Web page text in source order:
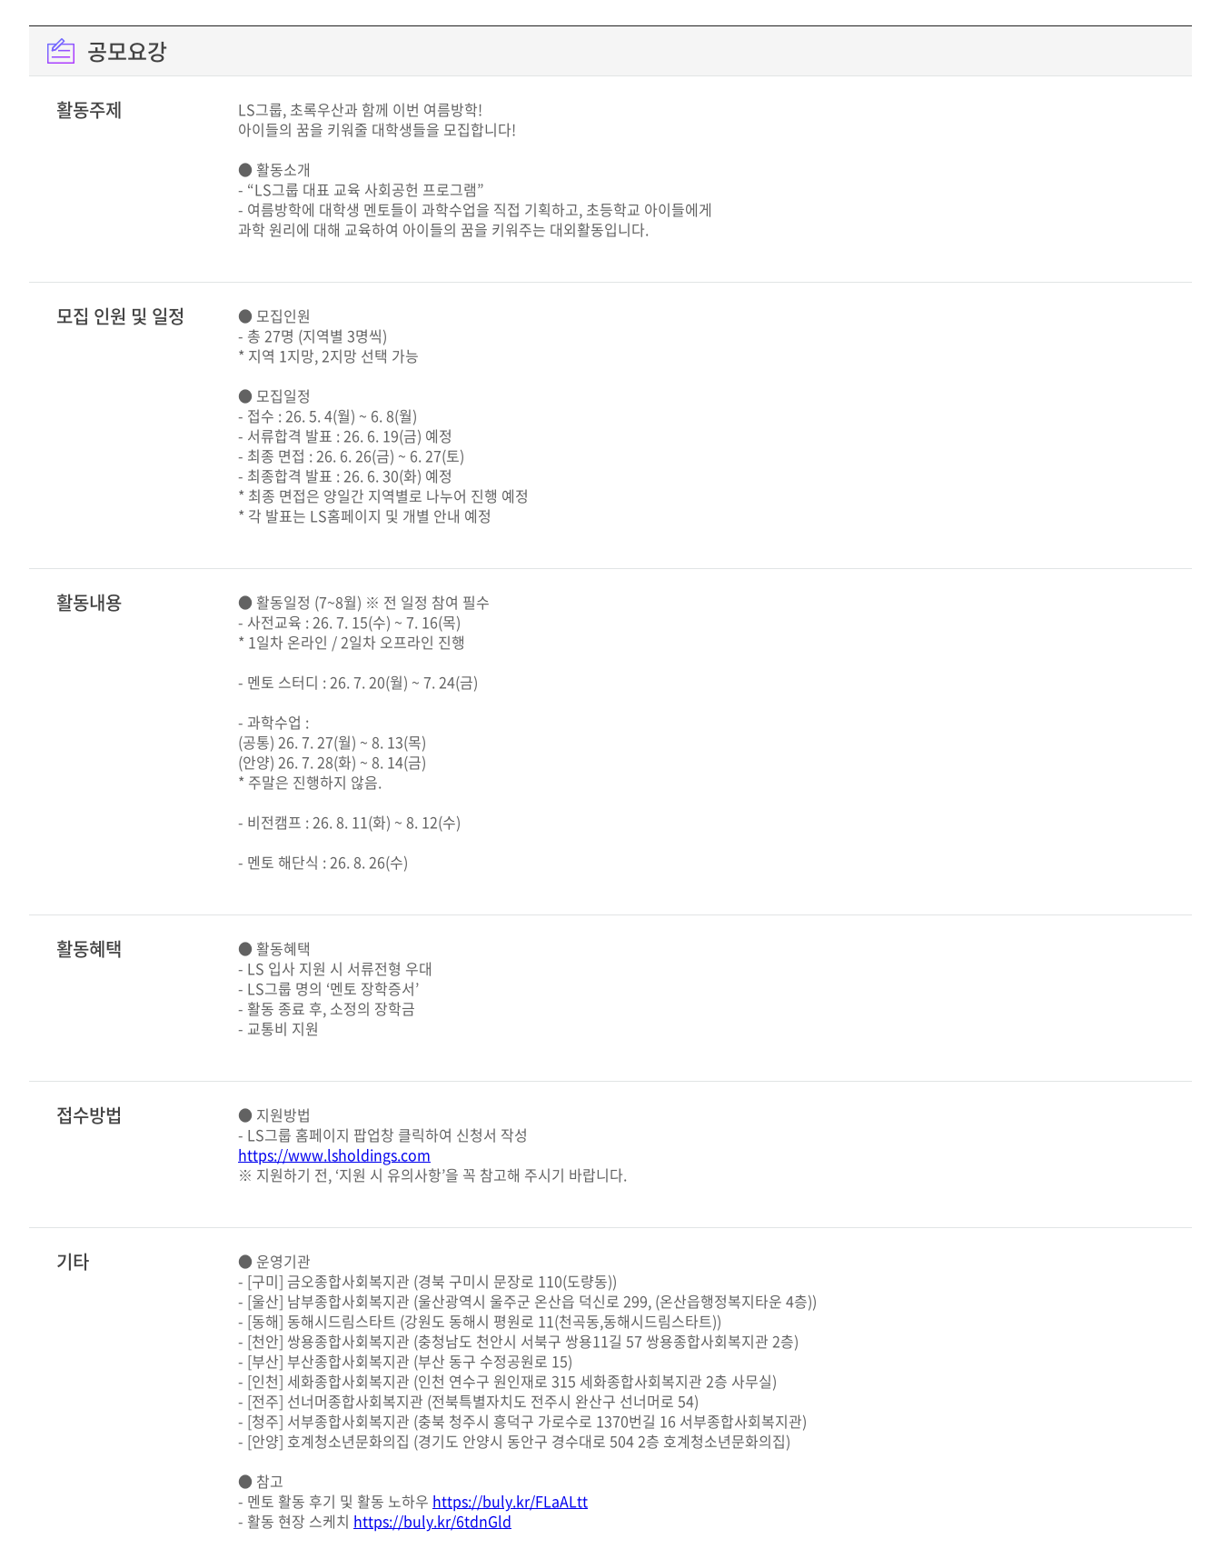
공모요강
활동주제
LS그룹, 초록우산과 함께 이번 여름방학!
아이들의 꿈을 키워줄 대학생들을 모집합니다!
● 활동소개
- “LS그룹 대표 교육 사회공헌 프로그램”
- 여름방학에 대학생 멘토들이 과학수업을 직접 기획하고, 초등학교 아이들에게
과학 원리에 대해 교육하여 아이들의 꿈을 키워주는 대외활동입니다.
모집 인원 및 일정
● 모집인원
- 총 27명 (지역별 3명씩)
* 지역 1지망, 2지망 선택 가능
● 모집일정
- 접수 : 26. 5. 4(월) ~ 6. 8(월)
- 서류합격 발표 : 26. 6. 19(금) 예정
- 최종 면접 : 26. 6. 26(금) ~ 6. 27(토)
- 최종합격 발표 : 26. 6. 30(화) 예정
* 최종 면접은 양일간 지역별로 나누어 진행 예정
* 각 발표는 LS홈페이지 및 개별 안내 예정
활동내용
● 활동일정 (7~8월) ※ 전 일정 참여 필수
- 사전교육 : 26. 7. 15(수) ~ 7. 16(목)
* 1일차 온라인 / 2일차 오프라인 진행
- 멘토 스터디 : 26. 7. 20(월) ~ 7. 24(금)
- 과학수업 :
(공통) 26. 7. 27(월) ~ 8. 13(목)
(안양) 26. 7. 28(화) ~ 8. 14(금)
* 주말은 진행하지 않음.
- 비전캠프 : 26. 8. 11(화) ~ 8. 12(수)
- 멘토 해단식 : 26. 8. 26(수)
활동혜택
● 활동혜택
- LS 입사 지원 시 서류전형 우대
- LS그룹 명의 ‘멘토 장학증서’
- 활동 종료 후, 소정의 장학금
- 교통비 지원
접수방법
● 지원방법
- LS그룹 홈페이지 팝업창 클릭하여 신청서 작성
https://www.lsholdings.com
※ 지원하기 전, ‘지원 시 유의사항’을 꼭 참고해 주시기 바랍니다.
기타
● 운영기관
- [구미] 금오종합사회복지관 (경북 구미시 문장로 110(도량동))
- [울산] 남부종합사회복지관 (울산광역시 울주군 온산읍 덕신로 299, (온산읍행정복지타운 4층))
- [동해] 동해시드림스타트 (강원도 동해시 평원로 11(천곡동,동해시드림스타트))
- [천안] 쌍용종합사회복지관 (충청남도 천안시 서북구 쌍용11길 57 쌍용종합사회복지관 2층)
- [부산] 부산종합사회복지관 (부산 동구 수정공원로 15)
- [인천] 세화종합사회복지관 (인천 연수구 원인재로 315 세화종합사회복지관 2층 사무실)
- [전주] 선너머종합사회복지관 (전북특별자치도 전주시 완산구 선너머로 54)
- [청주] 서부종합사회복지관 (충북 청주시 흥덕구 가로수로 1370번길 16 서부종합사회복지관)
- [안양] 호계청소년문화의집 (경기도 안양시 동안구 경수대로 504 2층 호계청소년문화의집)
● 참고
- 멘토 활동 후기 및 활동 노하우 https://buly.kr/FLaALtt
- 활동 현장 스케치 https://buly.kr/6tdnGld